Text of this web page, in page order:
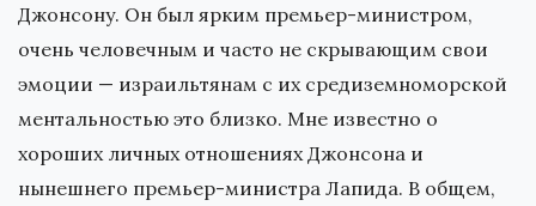
Джонсону. Он был ярким премьер-министром,
очень человечным и часто не скрывающим свои
эмоции — израильтянам с их средиземноморской
ментальностью это близко. Мне известно о
хороших личных отношениях Джонсона и
нынешнего премьер-министра Лапида. В общем,